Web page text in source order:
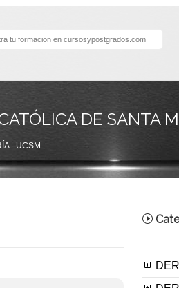
DE SANTA
- UCSM